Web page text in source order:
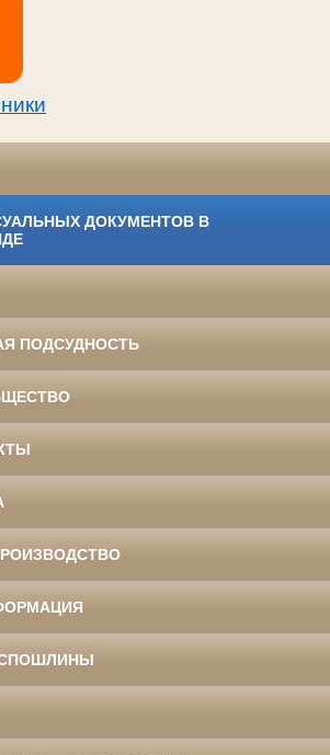
ДОКУМЕНТОВ В
ПОДСУДНОСТЬ